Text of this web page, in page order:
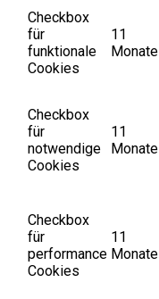
Checkbox
für
funktionale
Cookies
11
Monate
Checkbox
für
notwendige
Cookies
11
Monate
Checkbox
für
performance
Cookies
11
Monate